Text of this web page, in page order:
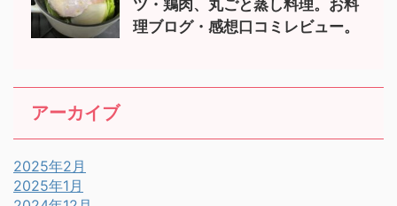
ツ・鶏肉、丸ごと蒸し料理。お料
理ブログ・感想口コミレビュー。
アーカイブ
2025年2月
2025年1月